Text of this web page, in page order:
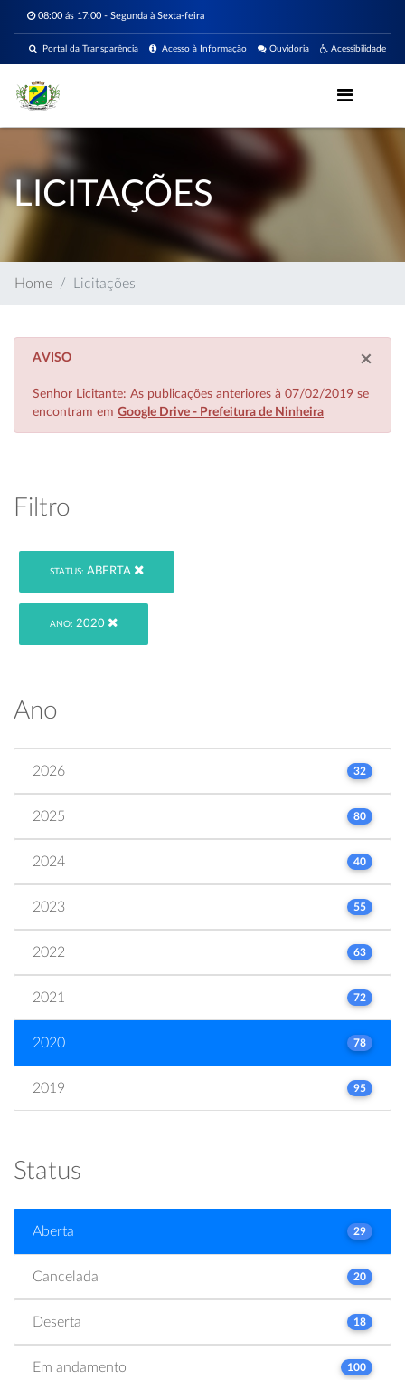
08:00 ás 17:00 - Segunda à Sexta-feira
Acessibilidade
Ouvidoria
Acesso à Informação
Portal da Transparência
LICITAÇÕES
Home Licitações
×
AVISO
Senhor Licitante: As publicações anteriores à 07/02/2019 se
encontram em Google Drive - Prefeitura de Ninheira
Filtro
STATUS: ABERTA
ANO: 2020
Ano
2026 32
2025 80
2024 40
2023 55
2022 63
2021 72
2020 78
2019 95
Status
Aberta 29
Cancelada 20
Deserta 18
Em andamento 100